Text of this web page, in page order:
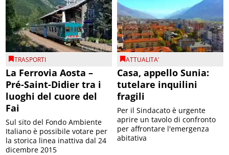
TRASPORTI
La Ferrovia Aosta –
Pré-Saint-Didier tra i
luoghi del cuore del
Fai
Sul sito del Fondo Ambiente
Italiano è possibile votare per
la storica linea inattiva dal 24
dicembre 2015
ATTUALITA'
Casa, appello Sunia:
tutelare inquilini
fragili
Per il Sindacato è urgente
aprire un tavolo di confronto
per affrontare l'emergenza
abitativa